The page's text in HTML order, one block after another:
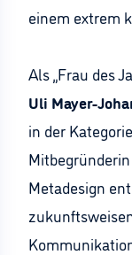
einem extrem
Als „Frau des
Uli Mayer-
in der
Metadesign